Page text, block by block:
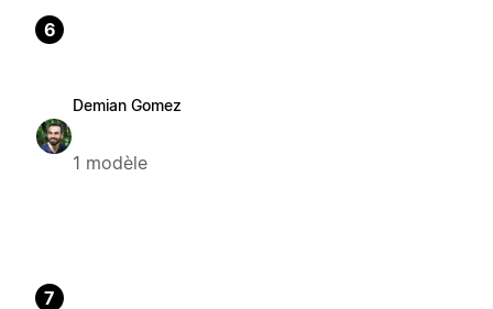
6
Demian Gomez
1 modèle
7